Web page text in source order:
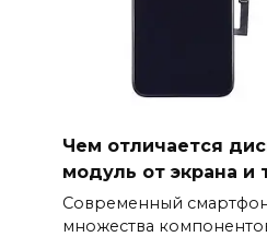
Чем отличается
модуль от экрана и
Современный
множества